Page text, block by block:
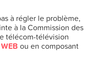
à régler le problème,
à la Commission des
télécom-télévision
ou en composant